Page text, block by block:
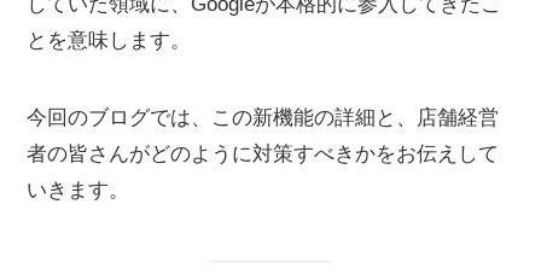
とを意味します。
今回のブログでは、この新機能の詳細と、店舗経営
者の皆さんがどのように対策すべきかをお伝えして
いきます。